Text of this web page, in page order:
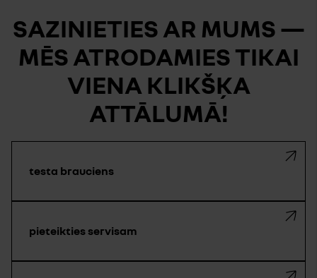
SAZINIETIES AR MUMS —
MĒS ATRODAMIES TIKAI
VIENA KLIKŠĶA
ATTĀLUMĀ!
testa brauciens
pieteikties servisam